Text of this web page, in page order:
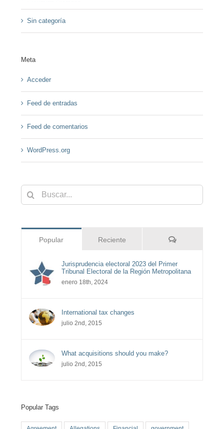
Sin categoría
Meta
Acceder
Feed de entradas
Feed de comentarios
WordPress.org
Buscar:
Popular Reciente Comentarios
Jurisprudencia electoral 2023 del Primer
Tribunal Electoral de la Región Metropolitana
enero 18th, 2024
International tax changes
julio 2nd, 2015
What acquisitions should you make?
julio 2nd, 2015
Popular Tags